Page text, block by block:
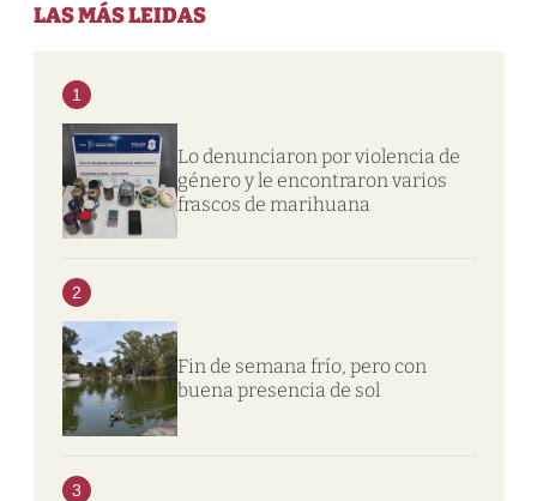
LAS MÁS LEIDAS
1
Lo denunciaron por violencia de
género y le encontraron varios
frascos de marihuana
2
Fin de semana frío, pero con
buena presencia de sol
3